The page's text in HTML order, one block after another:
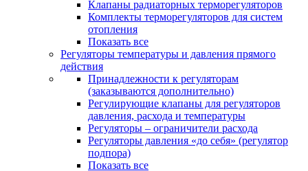
Клапаны радиаторных терморегуляторов
Комплекты терморегуляторов для систем
отопления
Показать все
Регуляторы температуры и давления прямого
действия
Принадлежности к регуляторам
(заказываются дополнительно)
Регулирующие клапаны для регуляторов
давления, расхода и температуры
Регуляторы – ограничители расхода
Регуляторы давления «до себя» (регулятор
подпора)
Показать все